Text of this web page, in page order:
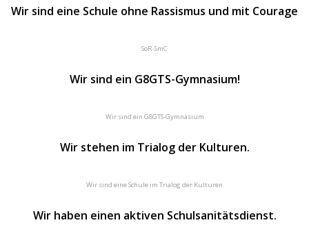
Wir sind eine Schule ohne Rassismus und mit Courage
SoR-SmC
Wir sind ein G8GTS-Gymnasium!
Wir sind ein G8GTS-Gymnasium
Wir stehen im Trialog der Kulturen.
Wir sind eine Schule im Trialog der Kulturen
Wir haben einen aktiven Schulsanitätsdienst.